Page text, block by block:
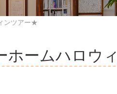
ンツアー★
ホームハロウ